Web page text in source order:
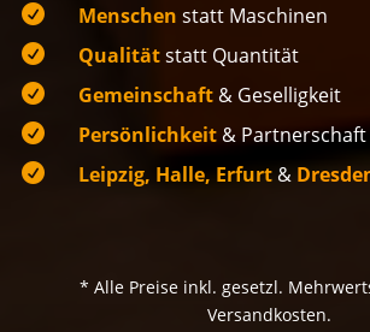
 Menschen statt Maschinen
 Qualitätstatt Quantität
 Gemeinschaft & Geselligkeit
 Persönlichkeit & Partnerschaft
 Leipzig, Halle, Erfurt&
* Alle Preise inkl. gesetzl.
Versandkosten.